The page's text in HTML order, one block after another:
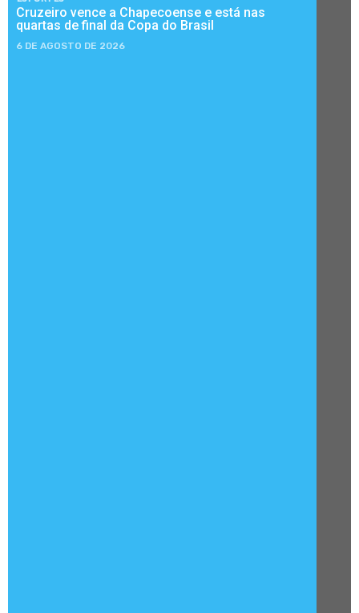
Cruzeiro vence a Chapecoense e está nas
quartas de final da Copa do Brasil
6 DE AGOSTO DE 2026